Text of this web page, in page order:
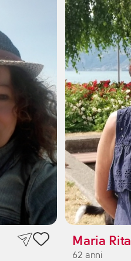
Maria Rita
62 anni